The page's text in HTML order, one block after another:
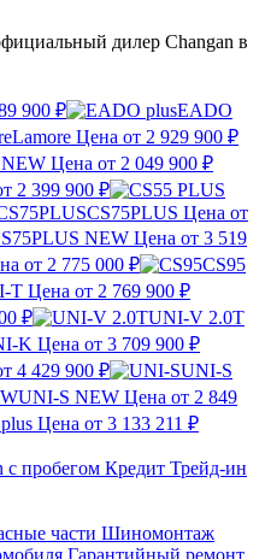
дилер Changan в
900 ₽
EADO
Lamore Цена от 2 929 900 ₽
Цена от 2 049 900 ₽
2 399 900 ₽
CS75PLUS Цена от
NEW Цена от 3 519
от 2 775 000 ₽
CS95
T Цена от 2 769 900 ₽
₽
UNI-V 2.0T
K Цена от 3 709 900 ₽
4 429 900 ₽
UNI-S
UNI-S NEW Цена от 2 849
Цена от 3 133 211 ₽
с пробегом Кредит Трейд-ин
части Шиномонтаж
Гарантийный ремонт